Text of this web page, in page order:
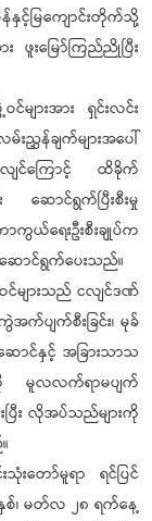
နှင့်မြကျောင်းတိုက်သို့
ဖူးမြော်ကြည်ညိုပြီး
ျားအား ရှင်းလင်း
ညွှန်ချက်များအပေါ်
လျင်ကြောင့် ထိခိုက်
း ဆောင်ရွက်ပြီးစီးမှု
ကွယ်ရေးဦးစီးချုပ်က
ဆောင်ရွက်ပေးသည်။
များသည် ငလျင်ဒဏ်
အက်ပျက်စီးခြင်း၊ မုခ်
ောင်နှင့် အခြားသာသ
းကို မူလလက်ရာမပျက်
ြီး လိုအပ်သည်များကို
းတော်မူရာ ရင်ပြင်
၊ မတ်လ ၂၈ ရက်နေ့